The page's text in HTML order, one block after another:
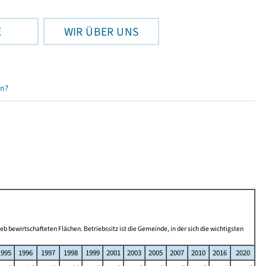
WIR ÜBER UNS
bewirtschafteten Flächen. Betriebssitz ist die Gemeinde, in der sich die wichtigsten
1996 1997 1998 1999 2001 2003 2005 2007 2010 2016
2020